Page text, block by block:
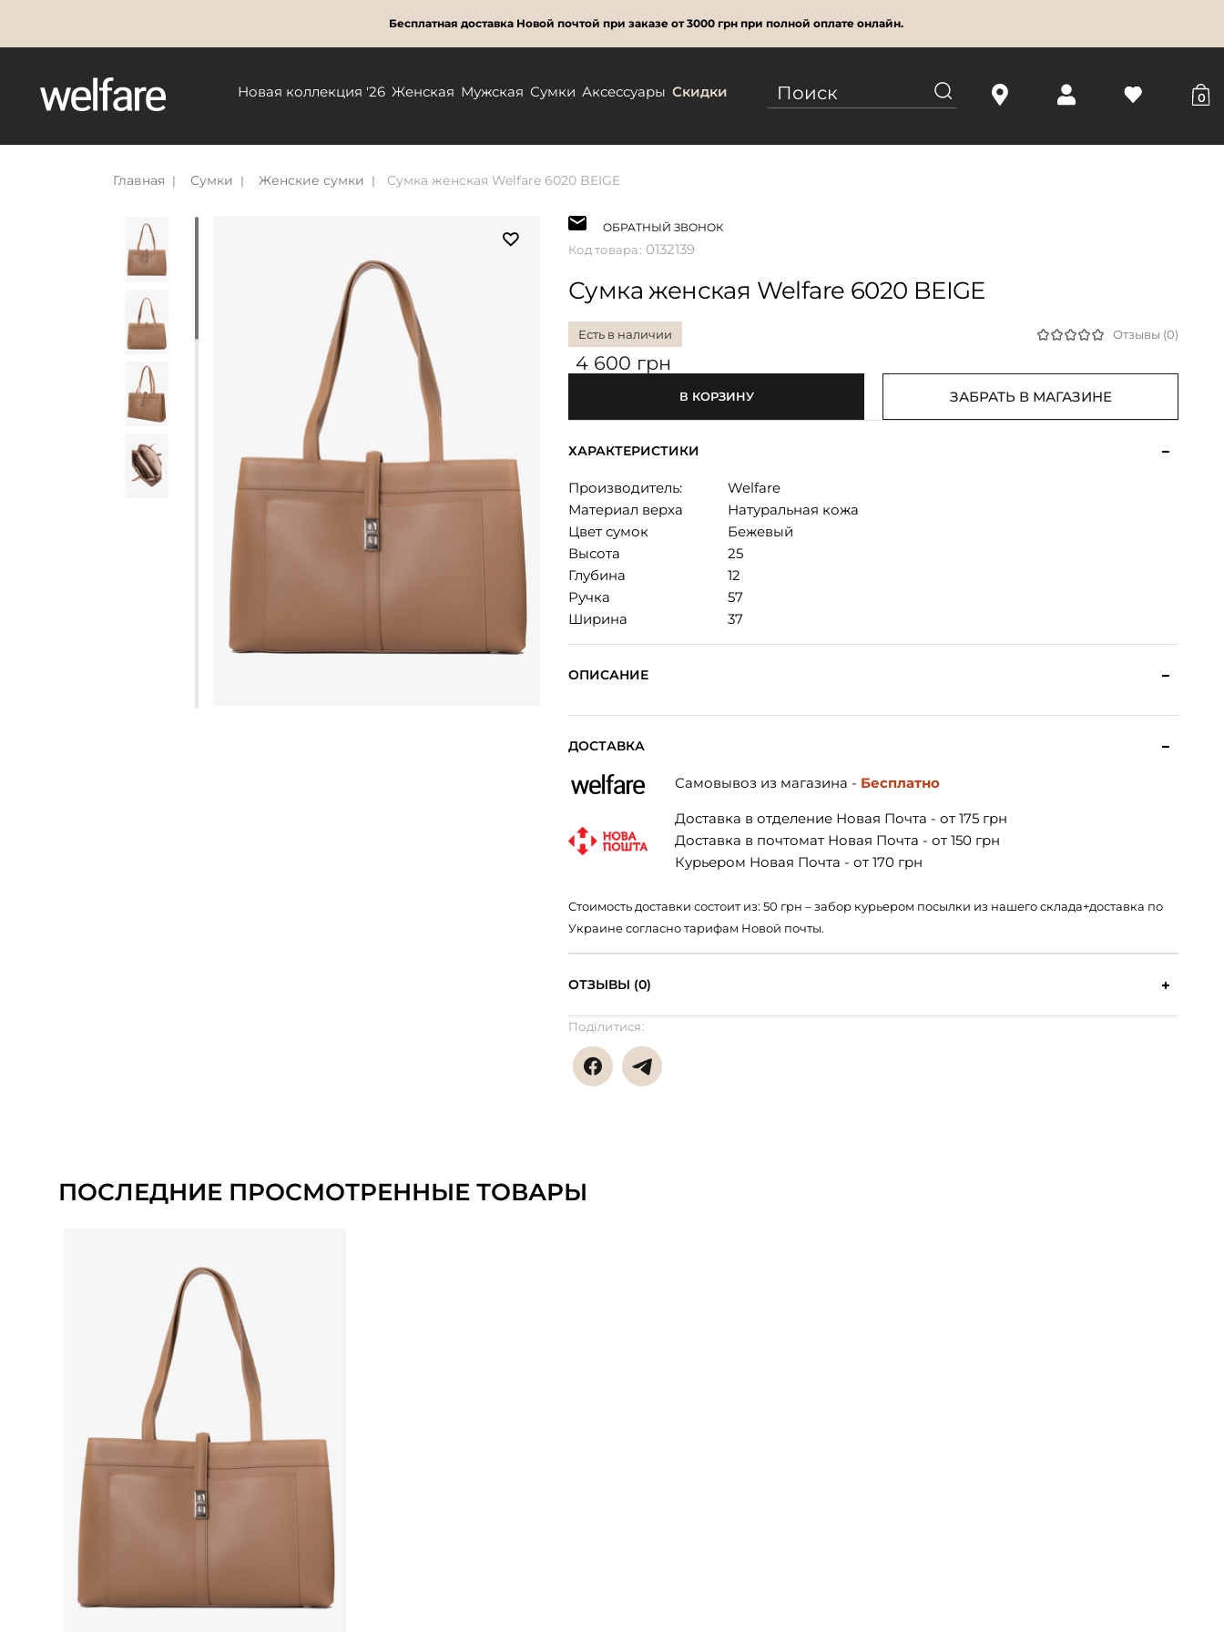
Бесплатная доставка Новой почтой при заказе от 3000 грн при полной оплате онлайн.
Новая коллекция '26 Женская Мужская Сумки Аксессуары Скидки 0
Главная Сумки Женские сумки Сумка женская Welfare 6020 BEIGE
ОБРАТНЫЙ ЗВОНОК
Код товара: 0132139
Сумка женская Welfare 6020 BEIGE
Есть в наличии Отзывы (0)
4 600 грн
В КОРЗИНУ ЗАБРАТЬ В МАГАЗИНЕ
ХАРАКТЕРИСТИКИ
Производитель:
Welfare
Материал верха
Натуральная кожа
Цвет сумок
Бежевый
Высота
25
Глубина
12
Ручка
57
Ширина
37
ОПИСАНИЕ
ДОСТАВКА
Самовывоз из магазина - Бесплатно
Доставка в отделение Новая Почта - от 175 грн
Доставка в почтомат Новая Почта - от 150 грн
Курьером Новая Почта - от 170 грн
Стоимость доставки состоит из: 50 грн – забор курьером посылки из нашего склада+доставка по
Украине согласно тарифам Новой почты.
ОТЗЫВЫ (0)
Поділитися:
ПОСЛЕДНИЕ ПРОСМОТРЕННЫЕ ТОВАРЫ